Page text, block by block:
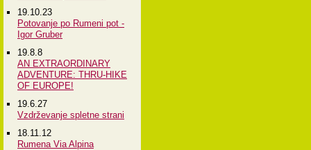
19.10.23
Potovanje po Rumeni pot -
Igor Gruber
19.8.8
AN EXTRAORDINARY
ADVENTURE: THRU-HIKE
OF EUROPE!
19.6.27
Vzdrževanje spletne strani
18.11.12
Rumena Via Alpina